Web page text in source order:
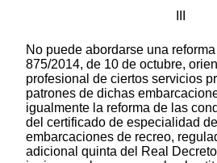
No puede abordarse una
875/2014, de 10 de octubre,
profesional de ciertos servicios
patrones de dichas
igualmente la reforma de las
del certificado de especialidad
embarcaciones de recreo,
adicional quinta del Real